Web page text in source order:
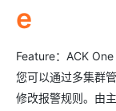
e
Feature：ACK
您可以通过多集群
修改报警规则。由